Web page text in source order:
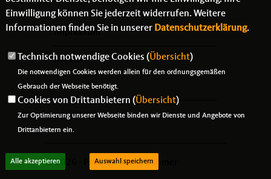
Impressum
Kontakt
Datenschutz
© 2026 - Prof. Dr. Maria Böhmer
Einwilligung können Sie jederzeit widerrufen. Weitere
Informationen finden Sie in unserer Datenschutzerklärung.
Technisch notwendige Cookies (Übersicht)
Die notwendigen Cookies werden allein für den ordnungsgemäßen
Gebrauch der Webseite benötigt.
Cookies von Drittanbietern (Übersicht)
Zur Optimierung unserer Webseite binden wir Dienste und Angebote von
Drittanbietern ein.
Alle akzeptieren Auswahl speichern